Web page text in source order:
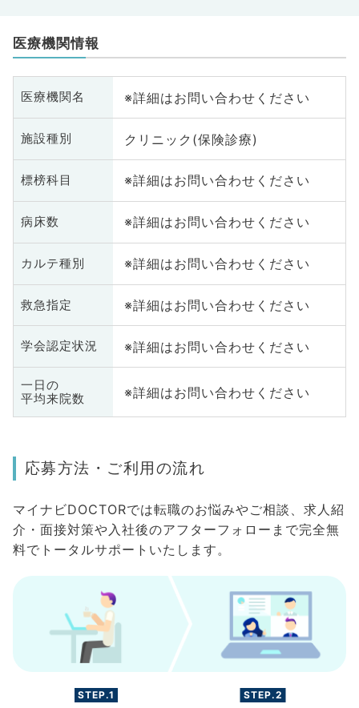
医療機関情報
医療機関名 ※詳細はお問い合わせください
施設種別 クリニック(保険診療)
標榜科目 ※詳細はお問い合わせください
病床数 ※詳細はお問い合わせください
カルテ種別 ※詳細はお問い合わせください
救急指定 ※詳細はお問い合わせください
学会認定状況 ※詳細はお問い合わせください
一日の
平均来院数
※詳細はお問い合わせください
応募方法・ご利用の流れ
マイナビDOCTORでは転職のお悩みやご相談、求人紹
介・面接対策や入社後のアフターフォローまで完全無
料でトータルサポートいたします。
STEP.1 STEP.2